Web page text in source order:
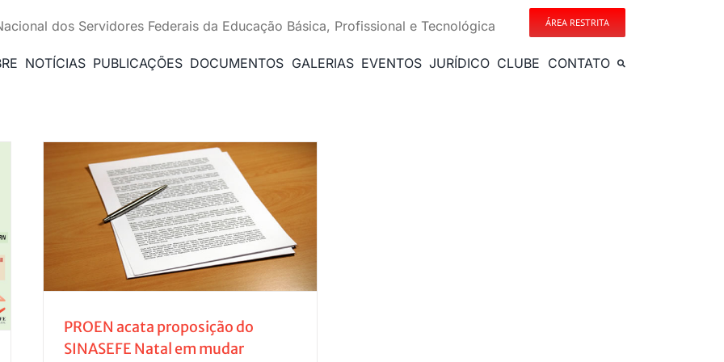
dos Servidores Federais da Educação Básica, Profissional e Tecnológica ÁREA RESTRITA
NOTÍCIAS PUBLICAÇÕES DOCUMENTOS GALERIAS EVENTOS JURÍDICO CLUBE CONTATO
PROEN acata proposição do
SINASEFE Natal em mudar